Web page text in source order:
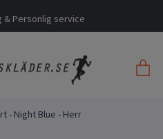
Personlig service
- Night Blue - Herr